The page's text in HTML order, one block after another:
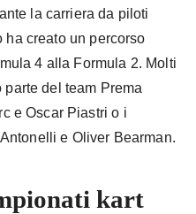
la carriera da piloti
ha creato un percorso
4 alla Formula 2. Molti
del team Prema
e Oscar Piastri o i
e Oliver Bearman.
kart